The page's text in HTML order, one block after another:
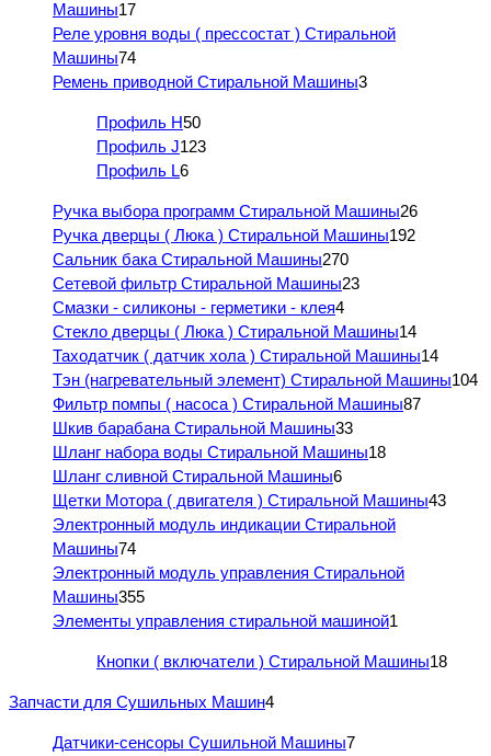
Машины17
Реле уровня воды ( прессостат ) Стиральной
Машины74
Ремень приводной Стиральной Машины3
Профиль H50
Профиль J123
Профиль L6
Ручка выбора программ Стиральной Машины26
Ручка дверцы ( Люка ) Стиральной Машины192
Сальник бака Стиральной Машины270
Сетевой фильтр Стиральной Машины23
Смазки - силиконы - герметики - клея4
Стекло дверцы ( Люка ) Стиральной Машины14
Таходатчик ( датчик хола ) Стиральной Машины14
Тэн (нагревательный элемент) Стиральной Машины104
Фильтр помпы ( насоса ) Стиральной Машины87
Шкив барабана Стиральной Машины33
Шланг набора воды Стиральной Машины18
Шланг сливной Стиральной Машины6
Щетки Мотора ( двигателя ) Стиральной Машины43
Электронный модуль индикации Стиральной
Машины74
Электронный модуль управления Стиральной
Машины355
Элементы управления стиральной машиной1
Кнопки ( включатели ) Стиральной Машины18
Запчасти для Сушильных Машин4
Датчики-сенсоры Сушильной Машины7